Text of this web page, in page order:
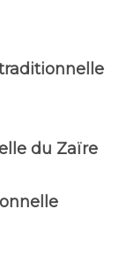
du Zaïre